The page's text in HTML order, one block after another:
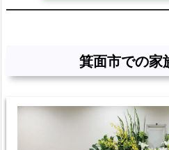
箕面市での家